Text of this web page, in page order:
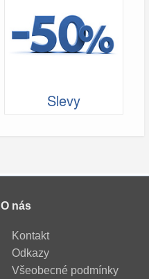
Slevy
O nás
Kontakt
Odkazy
Všeobecné podmínky